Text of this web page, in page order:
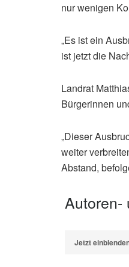
nur wenigen
„Es ist ein
ist jetzt die
Landrat
Bürgerinnen
„Dieser
weiter
Abstand,
Autoren-
Jetzt